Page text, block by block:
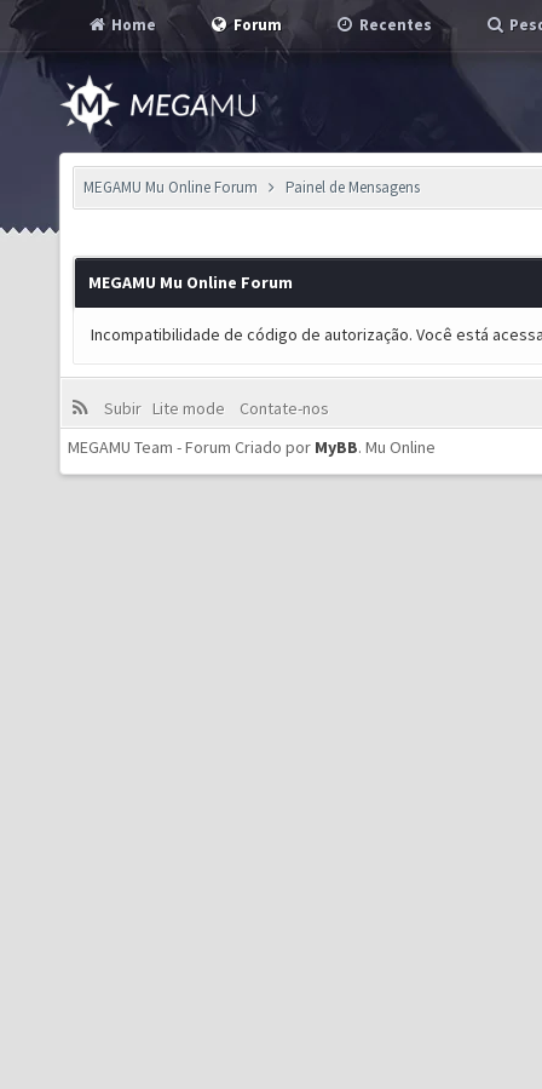
Home Forum Recentes
MEGAMU Mu Online Forum Painel de Mensagens
MEGAMU Mu Online Forum
Incompatibilidade de código de autorização. Você está
Subir Lite mode
Contate-nos
MEGAMU Team - Forum Criado por MyBB. Mu Online